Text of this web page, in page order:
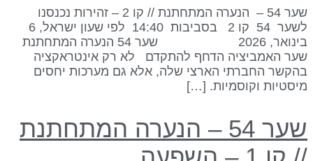
שער 54 – הנערה המתחתנת // קו 2 – זהירות נכנסנו
לשער 54 קו 2 בסביבות 14:40 לפי שעון ישראל, 6
בינואר, 2026 שער 54 הנערה המתחתנת
האמביציה הדחף להתקדם לא רק אינטראקציה
החברתי הארצי שלה, אלא גם מערכות יחסים
וקוסמיות. […]
שער 54 – הנערה המתחתנת